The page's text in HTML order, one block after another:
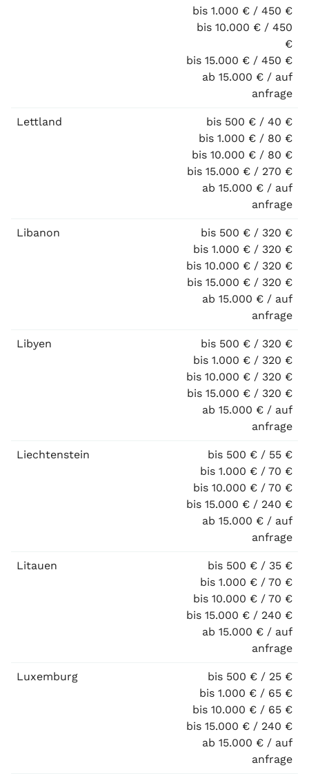
bis 1.000 € / 450 €
bis 10.000 € / 450
€
bis 15.000 € / 450 €
ab 15.000 € / auf
anfrage
Lettland
bis 500 € / 40 €
bis 1.000 € / 80 €
bis 10.000 € / 80 €
bis 15.000 € / 270 €
ab 15.000 € / auf
anfrage
Libanon
bis 500 € / 320 €
bis 1.000 € / 320 €
bis 10.000 € / 320 €
bis 15.000 € / 320 €
ab 15.000 € / auf
anfrage
Libyen
bis 500 € / 320 €
bis 1.000 € / 320 €
bis 10.000 € / 320 €
bis 15.000 € / 320 €
ab 15.000 € / auf
anfrage
Liechtenstein
bis 500 € / 55 €
bis 1.000 € / 70 €
bis 10.000 € / 70 €
bis 15.000 € / 240 €
ab 15.000 € / auf
anfrage
Litauen
bis 500 € / 35 €
bis 1.000 € / 70 €
bis 10.000 € / 70 €
bis 15.000 € / 240 €
ab 15.000 € / auf
anfrage
Luxemburg
bis 500 € / 25 €
bis 1.000 € / 65 €
bis 10.000 € / 65 €
bis 15.000 € / 240 €
ab 15.000 € / auf
anfrage